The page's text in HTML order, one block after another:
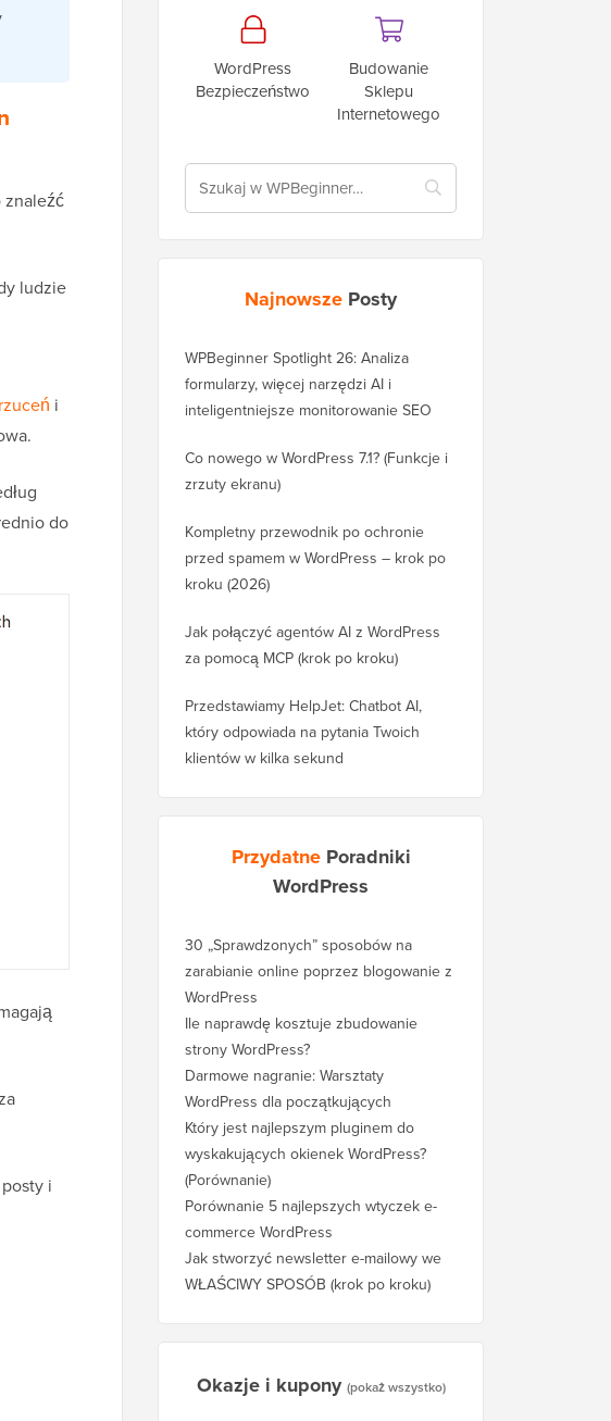
znaleźć
ludzie
i
do
i
WordPress
Bezpieczeństwo
Budowanie
Sklepu
Internetowego
Najnowsze Posty
WPBeginner Spotlight 26: Analiza
formularzy, więcej narzędzi AI i
inteligentniejsze monitorowanie SEO
Co nowego w WordPress 7.1? (Funkcje i
zrzuty ekranu)
Kompletny przewodnik po ochronie
przed spamem w WordPress – krok po
kroku (2026)
Jak połączyć agentów AI z WordPress
za pomocą MCP (krok po kroku)
Przedstawiamy HelpJet: Chatbot AI,
który odpowiada na pytania Twoich
klientów w kilka sekund
Przydatne Poradniki
WordPress
30 „Sprawdzonych” sposobów na
zarabianie online poprzez blogowanie z
WordPress
Ile naprawdę kosztuje zbudowanie
strony WordPress?
Darmowe nagranie: Warsztaty
WordPress dla początkujących
Który jest najlepszym pluginem do
wyskakujących okienek WordPress?
(Porównanie)
Porównanie 5 najlepszych wtyczek e-
commerce WordPress
Jak stworzyć newsletter e-mailowy we
WŁAŚCIWY SPOSÓB (krok po kroku)
Okazje i kupony (pokaż wszystko)